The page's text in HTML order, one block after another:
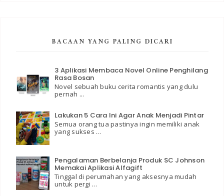
BACAAN YANG PALING DICARI
3 Aplikasi Membaca Novel Online Penghilang
Rasa Bosan
Novel sebuah buku cerita romantis yang dulu
pernah ...
Lakukan 5 Cara Ini Agar Anak Menjadi Pintar
Semua orang tua pastinya ingin memiliki anak
yang sukses ...
Pengalaman Berbelanja Produk SC Johnson
Memakai Aplikasi Alfagift
Tinggal di perumahan yang aksesnya mudah
untuk pergi ...